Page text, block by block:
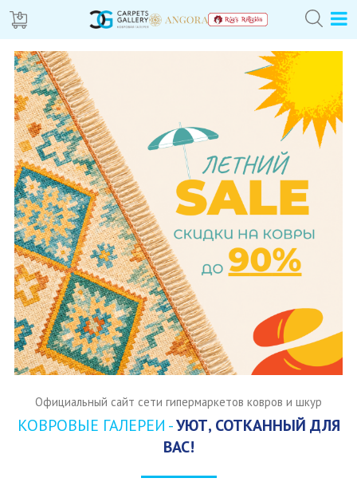
Официальный сайт сети гипермаркетов ковров и шкур
КОВРОВЫЕ ГАЛЕРЕИ -УЮТ, СОТКАННЫЙ ДЛЯ
ВАС!